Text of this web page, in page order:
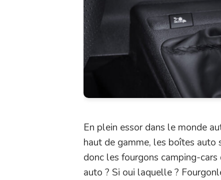
En plein essor dans le monde
haut de gamme, les boîtes
donc les fourgons camping-
auto ? Si oui laquelle ?